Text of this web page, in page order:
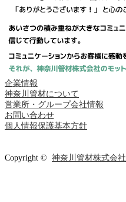
企業情報
神奈川管材について
営業所・グループ会社情報
お問い合わせ
個人情報保護基本方針
Copyright © 神奈川管材株式会社